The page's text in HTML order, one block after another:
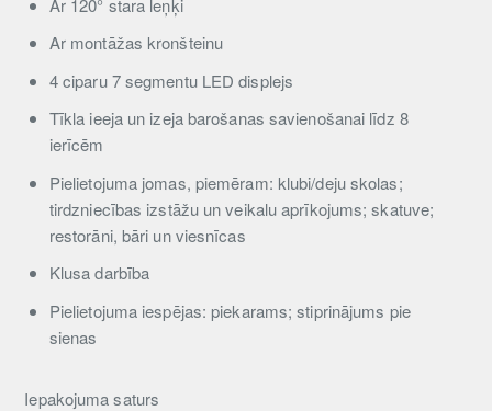
Ar montāžas kronšteinu
4 ciparu 7 segmentu LED displejs
Tīkla ieeja un izeja barošanas savienošanai līdz 8
ierīcēm
Pielietojuma jomas, piemēram: klubi/deju skolas;
tirdzniecības izstāžu un veikalu aprīkojums; skatuve;
restorāni, bāri un viesnīcas
Klusa darbība
Pielietojuma iespējas: piekarams; stiprinājums pie
sienas
Iepakojuma saturs